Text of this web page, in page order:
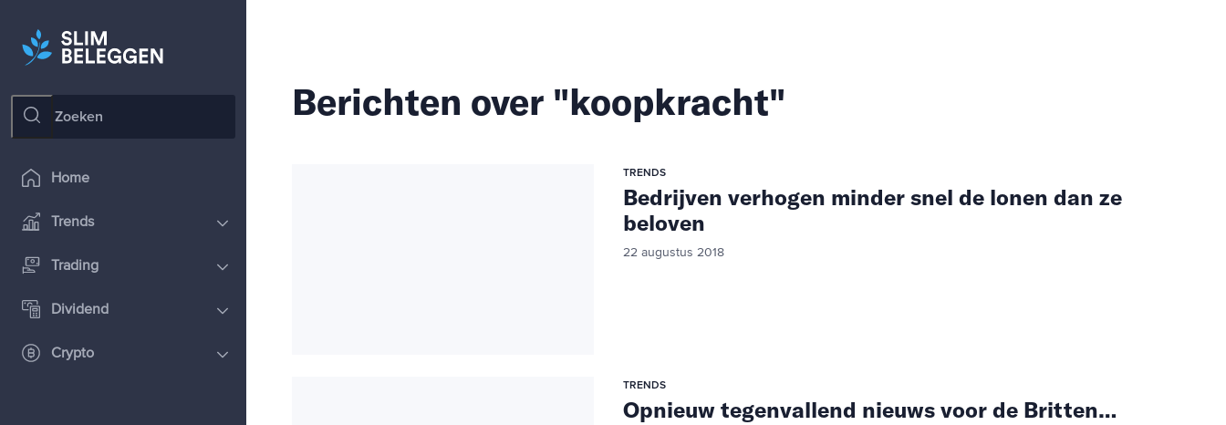
Home
Trends
Trading
Dividend
Crypto
Berichten over "koopkracht"
TRENDS
Bedrijven verhogen minder snel de lonen dan ze
beloven
22 augustus 2018
TRENDS
Opnieuw tegenvallend nieuws voor de Britten…